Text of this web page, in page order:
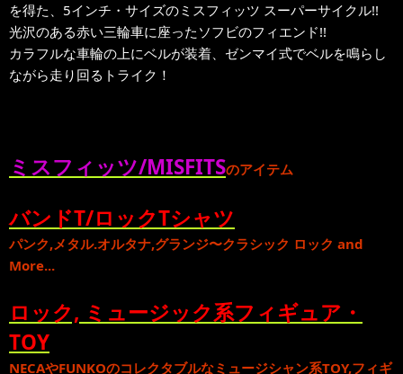
を得た、5インチ・サイズのミスフィッツ スーパーサイクル!!
光沢のある赤い三輪車に座ったソフビのフィエンド!!
カラフルな車輪の上にベルが装着、ゼンマイ式でベルを鳴らし
ながら走り回るトライク！
ミスフィッツ/MISFITSのアイテム
バンドT/ロックTシャツ
パンク,メタル.オルタナ,グランジ〜クラシック ロック and
More...
ロック, ミュージック系フィギュア・
TOY
NECAやFUNKOのコレクタブルなミュージシャン系TOY,フィギ